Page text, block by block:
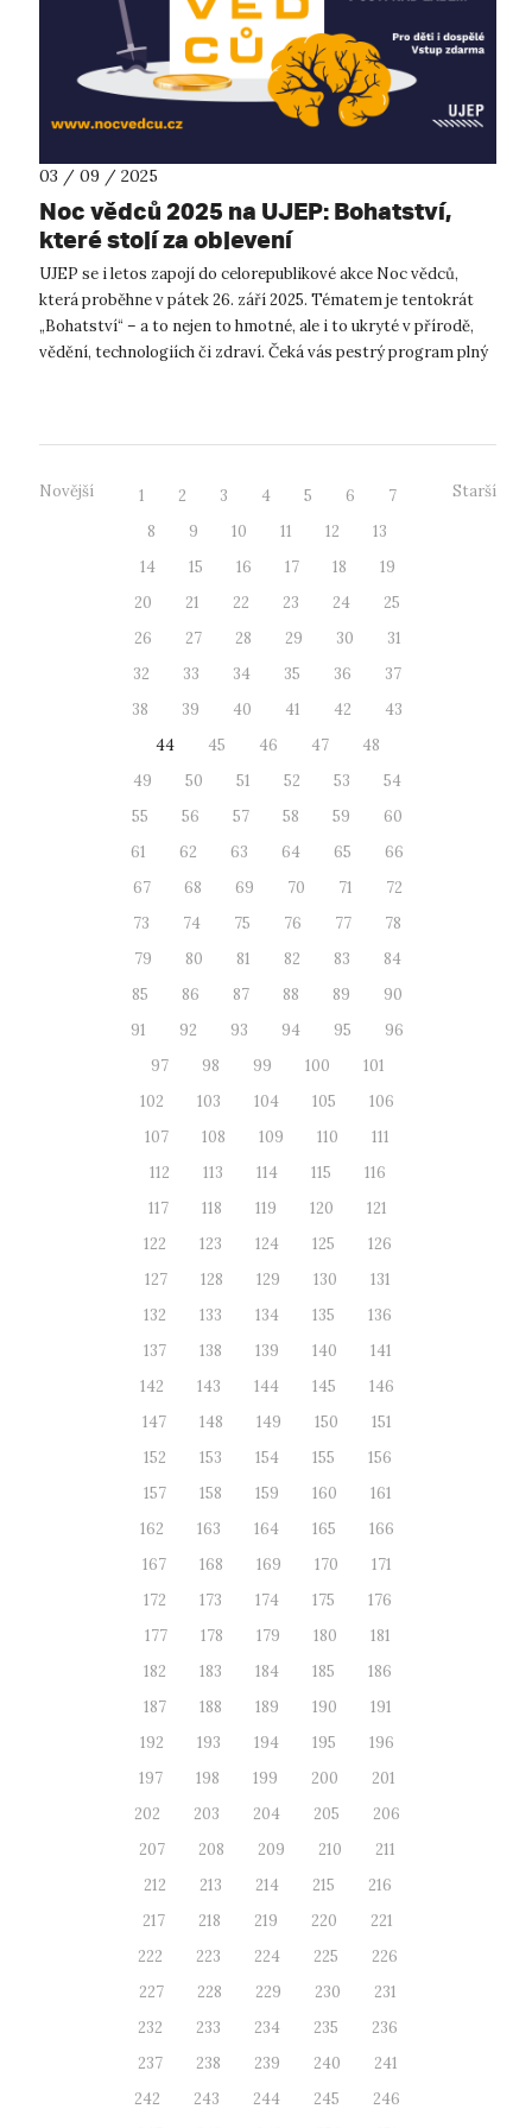
03 / 09 / 2025
Noc vědců 2025 na UJEP: Bohatství,
které stojí za objevení
UJEP se i letos zapojí do celorepublikové akce Noc vědců,
která proběhne v pátek 26. září 2025. Tématem je tentokrát
„Bohatství“ – a to nejen to hmotné, ale i to ukryté v přírodě,
vědění, technologiích či zdraví. Čeká vás pestrý program plný
Novější 1 2 3 4 5 6
7
8
9 10 11 12
13
14
15 16 17 18
19
20
21 22 23 24
25
26
27 28 29 30
31
32
33 34 35 36
37
38
39 40 41 42
43
44
45 46 47
48
49
50 51 52 53
54
55
56 57 58 59
60
61
62 63 64 65
66
67
68 69 70 71
72
73
74 75 76 77
78
79
80 81 82 83
84
85
86 87 88 89
90
91
92 93 94 95
96
97
98 99 100
101
102
103 104 105
106
107
108 109 110
111
112
113 114 115
116
117
118 119 120
121
122
123 124 125
126
127
128 129 130
131
132
133 134 135
136
137
138 139 140
141
142
143 144 145
146
147
148 149 150
151
152
153 154 155
156
157
158 159 160
161
162
163 164 165
166
167
168 169 170
171
172
173 174 175
176
177
178 179 180
181
182
183 184 185
186
187
188 189 190
191
192
193 194 195
196
197
198 199 200
201
202
203 204 205
206
207
208 209 210
211
212
213 214 215
216
217
218 219 220
221
222
223 224 225
226
227
228 229 230
231
232
233 234 235
236
237
238 239 240
241
242
243 244 245
246
Starší